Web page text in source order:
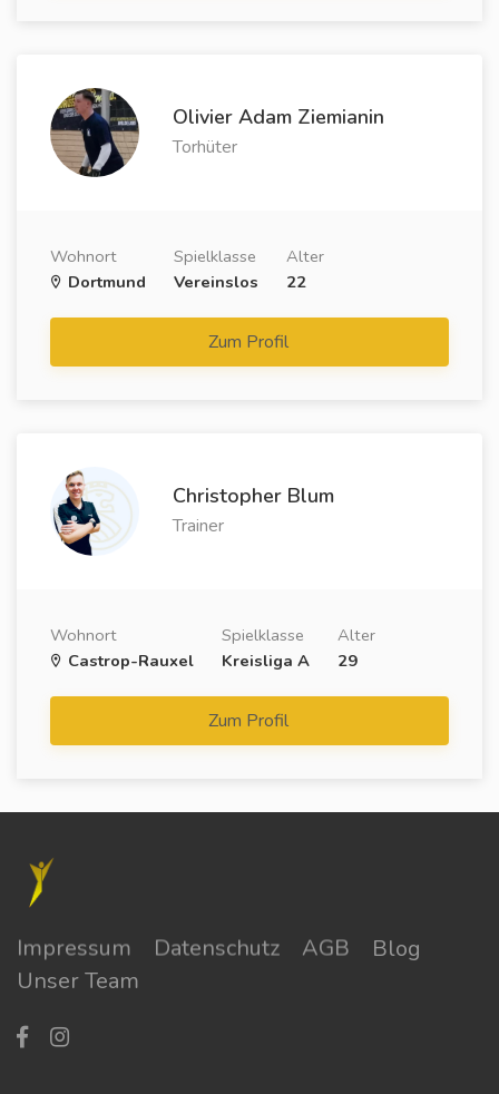
Olivier Adam Ziemianin
Torhüter
Wohnort
Dortmund
Spielklasse
Vereinslos
Alter
22
Zum Profil
Christopher Blum
Trainer
Wohnort
Castrop-Rauxel
Spielklasse
Kreisliga A
Alter
29
Zum Profil
Impressum Datenschutz AGB
Blog
Unser Team